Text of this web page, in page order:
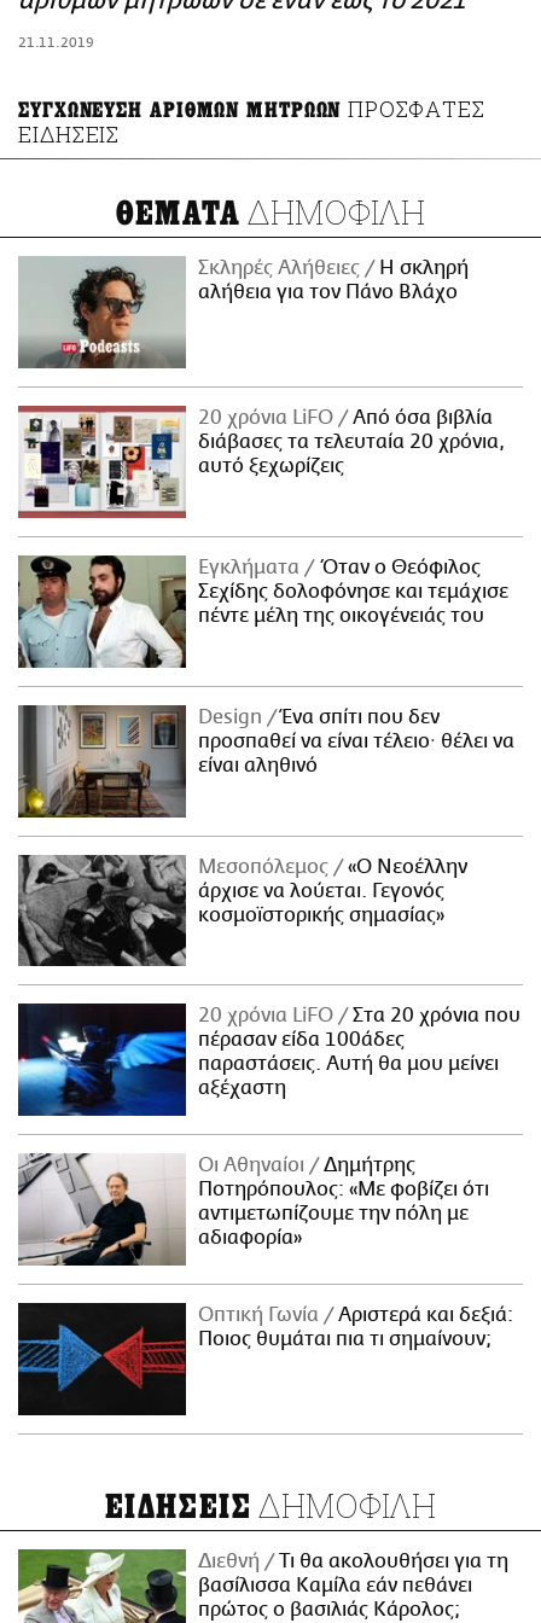
21.11.2019
ΣΥΓΧΩΝΕΥΣΗ ΑΡΙΘΜΩΝ ΜΗΤΡΩΩΝ ΠΡΟΣΦΑΤΕΣ
ΕΙΔΗΣΕΙΣ
ΘΕΜΑΤΑ ΔΗΜΟΦΙΛΗ
Σκληρές Αλήθειες
H σκληρή
αλήθεια για τον Πάνο Βλάχο
20 χρόνια LiFO
Από όσα βιβλία
διάβασες τα τελευταία 20 χρόνια,
αυτό ξεχωρίζεις
Εγκλήματα
Όταν ο Θεόφιλος
Σεχίδης δολοφόνησε και τεμάχισε
πέντε μέλη της οικογένειάς του
Design
Ένα σπίτι που δεν
προσπαθεί να είναι τέλειο· θέλει να
είναι αληθινό
Μεσοπόλεμος
«Ο Νεοέλλην
άρχισε να λούεται. Γεγονός
κοσμοϊστορικής σημασίας»
20 χρόνια LiFO
Στα 20 χρόνια που
πέρασαν είδα 100άδες
παραστάσεις. Αυτή θα μου μείνει
αξέχαστη
Οι Αθηναίοι
Δημήτρης
Ποτηρόπουλος: «Με φοβίζει ότι
αντιμετωπίζουμε την πόλη με
αδιαφορία»
Οπτική Γωνία
Αριστερά και δεξιά:
Ποιος θυμάται πια τι σημαίνουν;
ΕΙΔΗΣΕΙΣ ΔΗΜΟΦΙΛΗ
Διεθνή
Τι θα ακολουθήσει για τη
βασίλισσα Καμίλα εάν πεθάνει
πρώτος ο βασιλιάς Κάρολος;